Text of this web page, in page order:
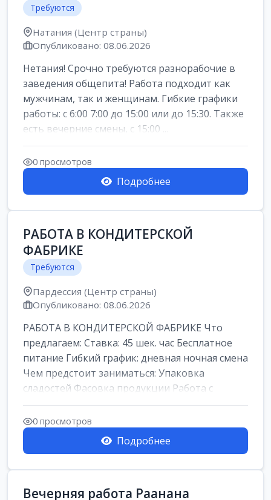
Требуются
Натания (Центр страны)
Опубликовано: 08.06.2026
Нетания! Срочно требуются разнорабочие в
заведения общепита! Работа подходит как
мужчинам, так и женщинам. Гибкие графики
работы: с 6:00 7:00 до 15:00 или до 15:30. Также
есть вечерние смены, с 15:00 ...
0 просмотров
Подробнее
РАБОТА В КОНДИТЕРСКОЙ
ФАБРИКЕ
Требуются
Пардессия (Центр страны)
Опубликовано: 08.06.2026
РАБОТА В КОНДИТЕРСКОЙ ФАБРИКЕ Что
предлагаем: Ставка: 45 шек. час Бесплатное
питание Гибкий график: дневная ночная смена
Чем предстоит заниматься: Упаковка
сладостей Фасовка продукции Работа с
кремами...
0 просмотров
Подробнее
Вечерняя работа Раанана